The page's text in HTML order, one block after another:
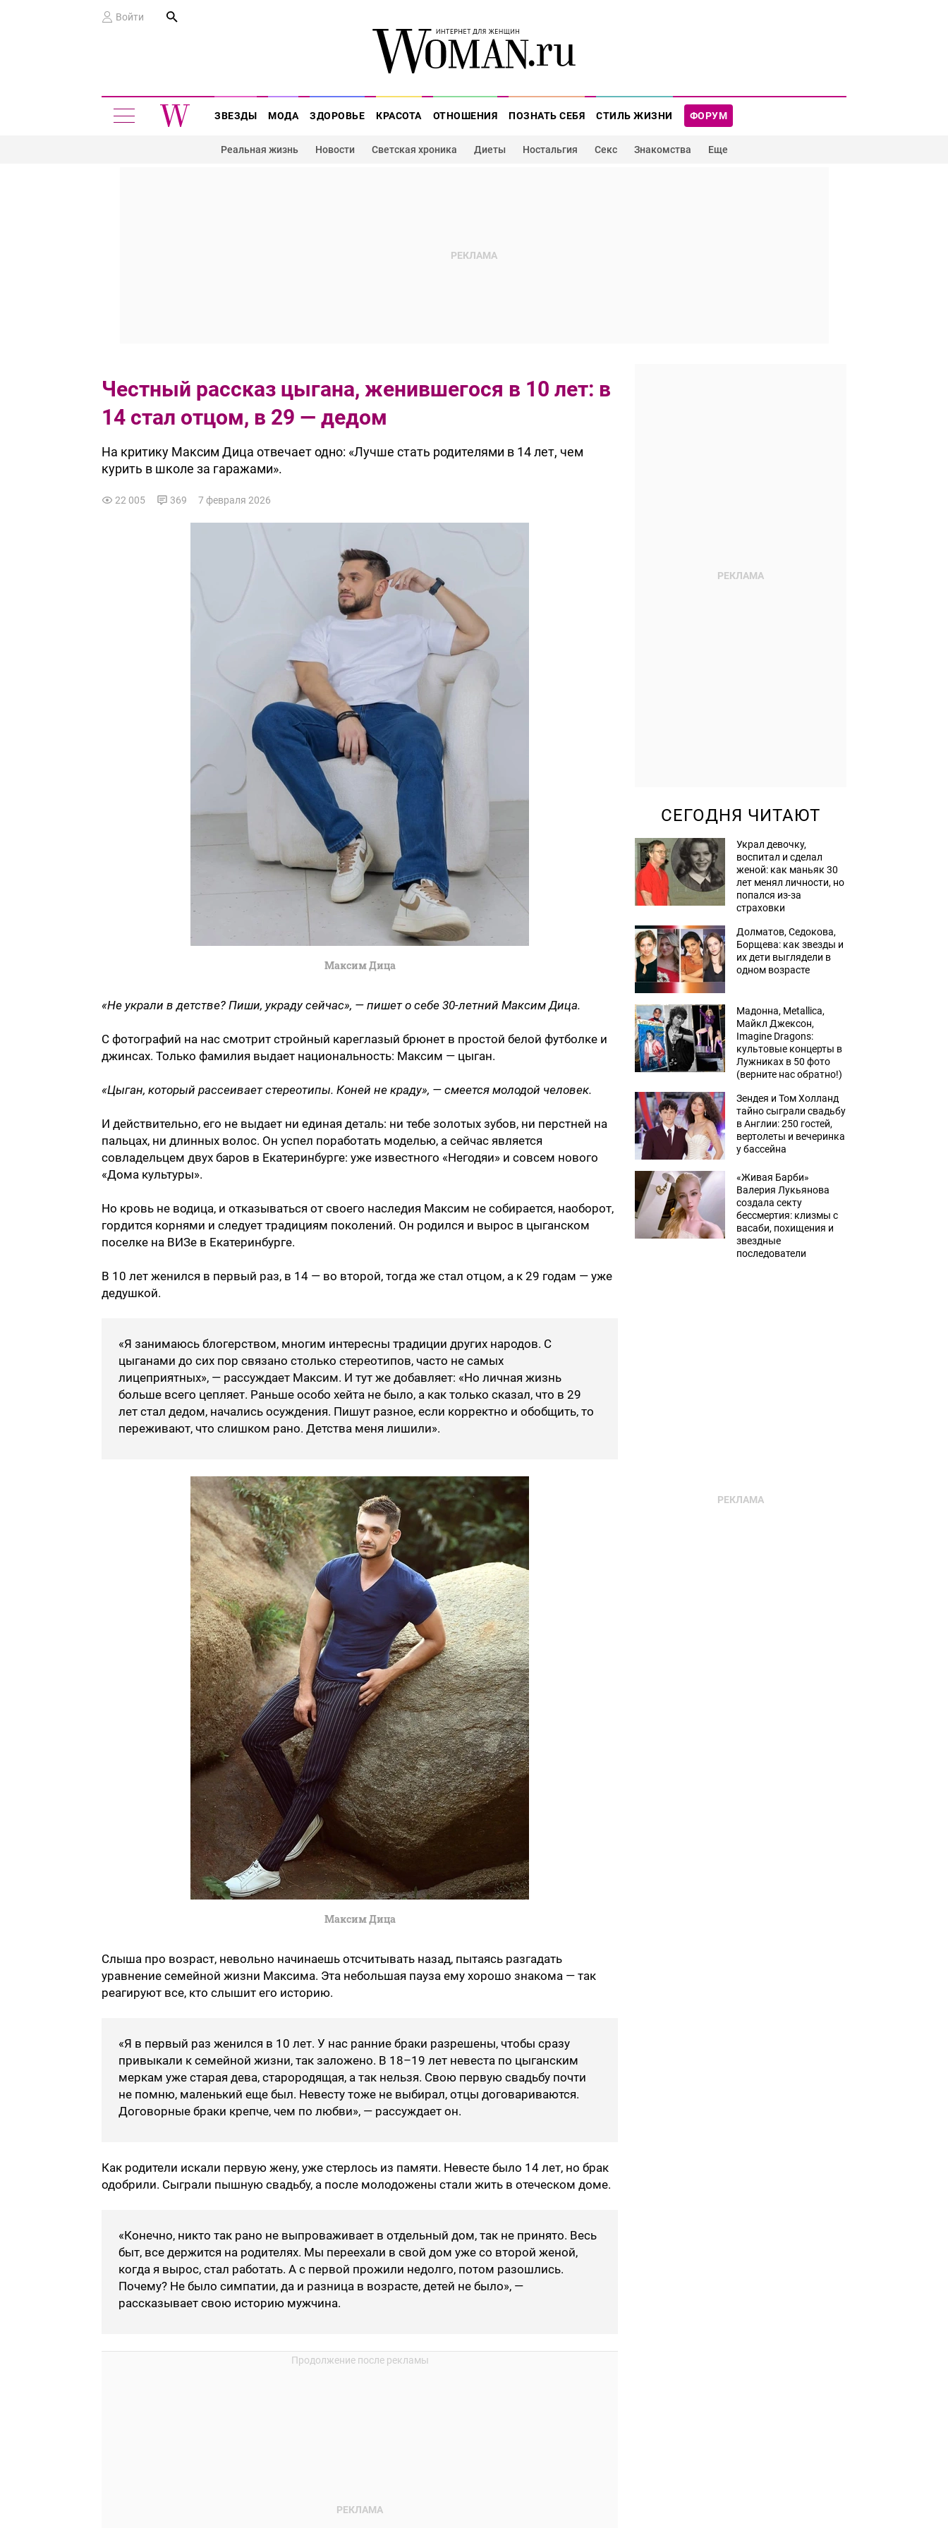
Войти
ФОРУМ
ЗВЕЗДЫ МОДА ЗДОРОВЬЕ КРАСОТА ОТНОШЕНИЯ ПОЗНАТЬ СЕБЯ СТИЛЬ ЖИЗНИ
Реальная жизнь Новости Светская хроника Диеты Ностальгия Секс Знакомства Еще
Честный рассказ цыгана, женившегося в 10 лет: в
14 стал отцом, в 29 — дедом
На критику Максим Дица отвечает одно: «Лучше стать родителями в 14 лет, чем
курить в школе за гаражами».
22 005 369 7 февраля 2026
Максим Дица
«Не украли в детстве? Пиши, украду сейчас», — пишет о себе 30-летний Максим Дица.
С фотографий на нас смотрит стройный кареглазый брюнет в простой белой футболке и
джинсах. Только фамилия выдает национальность: Максим — цыган.
«Цыган, который рассеивает стереотипы. Коней не краду», — смеется молодой человек.
И действительно, его не выдает ни единая деталь: ни тебе золотых зубов, ни перстней на
пальцах, ни длинных волос. Он успел поработать моделью, а сейчас является
совладельцем двух баров в Екатеринбурге: уже известного «Негодяи» и совсем нового
«Дома культуры».
Но кровь не водица, и отказываться от своего наследия Максим не собирается, наоборот,
гордится корнями и следует традициям поколений. Он родился и вырос в цыганском
поселке на ВИЗе в Екатеринбурге.
В 10 лет женился в первый раз, в 14 — во второй, тогда же стал отцом, а к 29 годам — уже
дедушкой.
«Я занимаюсь блогерством, многим интересны традиции других народов. С
цыганами до сих пор связано столько стереотипов, часто не самых
лицеприятных», — рассуждает Максим. И тут же добавляет: «Но личная жизнь
больше всего цепляет. Раньше особо хейта не было, а как только сказал, что в 29
лет стал дедом, начались осуждения. Пишут разное, если корректно и обобщить, то
переживают, что слишком рано. Детства меня лишили».
Максим Дица
Слыша про возраст, невольно начинаешь отсчитывать назад, пытаясь разгадать
уравнение семейной жизни Максима. Эта небольшая пауза ему хорошо знакома — так
реагируют все, кто слышит его историю.
«Я в первый раз женился в 10 лет. У нас ранние браки разрешены, чтобы сразу
привыкали к семейной жизни, так заложено. В 18–19 лет невеста по цыганским
меркам уже старая дева, старородящая, а так нельзя. Свою первую свадьбу почти
не помню, маленький еще был. Невесту тоже не выбирал, отцы договариваются.
Договорные браки крепче, чем по любви», — рассуждает он.
Как родители искали первую жену, уже стерлось из памяти. Невесте было 14 лет, но брак
одобрили. Сыграли пышную свадьбу, а после молодожены стали жить в отеческом доме.
«Конечно, никто так рано не выпроваживает в отдельный дом, так не принято. Весь
быт, все держится на родителях. Мы переехали в свой дом уже со второй женой,
когда я вырос, стал работать. А с первой прожили недолго, потом разошлись.
Почему? Не было симпатии, да и разница в возрасте, детей не было», —
рассказывает свою историю мужчина.
СЕГОДНЯ ЧИТАЮТ
Украл девочку,
воспитал и сделал
женой: как маньяк 30
лет менял личности, но
попался из-за
страховки
Долматов, Седокова,
Борщева: как звезды и
их дети выглядели в
одном возрасте
Мадонна, Metallica,
Майкл Джексон,
Imagine Dragons:
культовые концерты в
Лужниках в 50 фото
(верните нас обратно!)
Зендея и Том Холланд
тайно сыграли свадьбу
в Англии: 250 гостей,
вертолеты и вечеринка
у бассейна
«Живая Барби»
Валерия Лукьянова
создала секту
бессмертия: клизмы с
васаби, похищения и
звездные
последователи